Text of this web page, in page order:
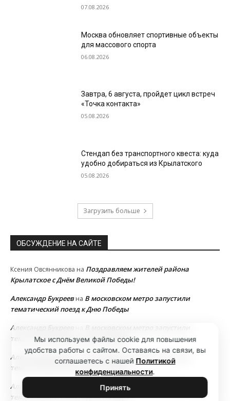
07.08.2026
Москва обновляет спортивные объекты
для массового спорта
06.08.2026
Завтра, 6 августа, пройдет цикл встреч
«Точка контакта»
05.08.2026
Стендап без транспортного квеста: куда
удобно добираться из Крылатского
05.08.2026
Загрузить больше
ОБСУЖДЕНИЕ НА САЙТЕ
Ксения Овсянникова на Поздравляем жителей района
Крылатское с Днём Великой Победы!
Александр Букреевна В московском метро запустили
тематический поезд к Дню Победы
Александр Букреев
В московском метро запустили
тематический поезд к Дню Победы
Александр Букреев
В московском метро запустили
тематический поезд к Дню Победы
Александр Букреев
В московском метро запустили
тематический поезд к Дню Победы
Мы используем файлы cookie для повышения
удобства работы с сайтом. Оставаясь на связи, вы
соглашаетесь с нашей Политикой
конфиденциальности.
Принять